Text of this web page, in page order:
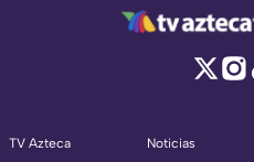
TV Azteca
Noticias